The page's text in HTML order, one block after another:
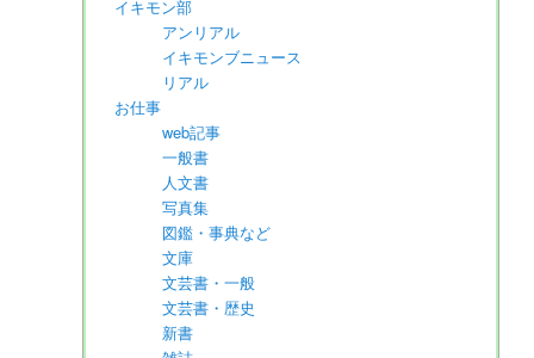
イキモン部
アンリアル
イキモンブニュース
リアル
お仕事
web記事
一般書
人文書
写真集
図鑑・事典など
文庫
文芸書・一般
文芸書・歴史
新書